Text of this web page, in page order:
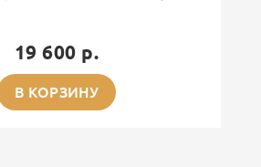
19 600 р.
В КОРЗИНУ